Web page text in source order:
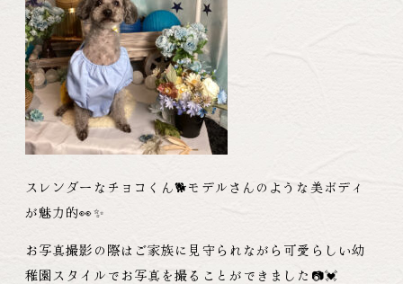
スレンダーなチョコくん🐕モデルさんのような美ボディ
が魅力的👀✨
お写真撮影の際はご家族に見守られながら可愛らしい幼
稚園スタイルでお写真を撮ることができました📷💓